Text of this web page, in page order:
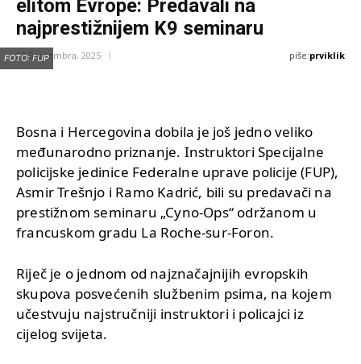
elitom Evrope: Predavali na
najprestižnijem K9 seminaru
27 Septembra, 2025 piše:prviklik
FOTO: FUP
Bosna i Hercegovina dobila je još jedno veliko
međunarodno priznanje. Instruktori Specijalne
policijske jedinice Federalne uprave policije (FUP),
Asmir Trešnjo i Ramo Kadrić, bili su predavači na
prestižnom seminaru „Cyno-Ops“ održanom u
francuskom gradu La Roche-sur-Foron.
Riječ je o jednom od najznačajnijih evropskih
skupova posvećenih službenim psima, na kojem
učestvuju najstručniji instruktori i policajci iz
cijelog svijeta.